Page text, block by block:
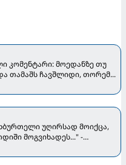
კომენტარი: მოედანზე თუ
თამაშს ჩავშლიდი, თორემ...
უღირსად მოიქცა,
მოგვიხადეს..." -